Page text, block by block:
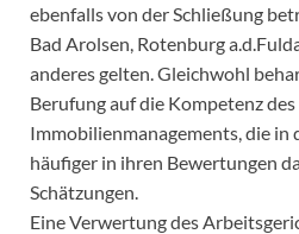
ebenfalls von der Schließung
Bad Arolsen, Rotenburg
anderes gelten. Gleichwohl
Berufung auf die Kompetenz des
Immobilienmanagements, die in
häufiger in ihren Bewertungen
Schätzungen.
Eine Verwertung des